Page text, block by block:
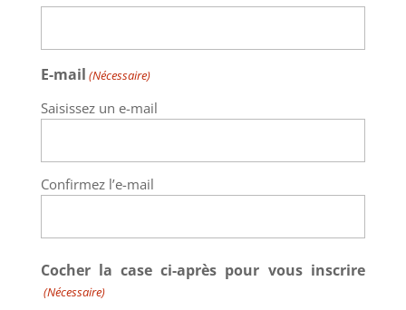
E-mail (Nécessaire)
Saisissez un e-mail
Confirmez l’e-mail
Cocher la case ci-après pour vous inscrire
(Nécessaire)